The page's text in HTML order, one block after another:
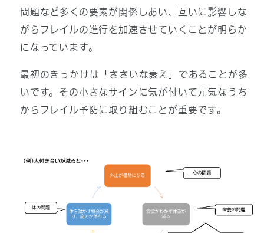
問題など多くの要素が関係しあい、互いに影響しな
がらフレイルの進行を加速させていくことが明らか
になっています。
最初のきっかけは「ささいな衰え」であることが多
いです。その小さなサインに気が付いて元気なうち
からフレイル予防に取り組むことが重要です。